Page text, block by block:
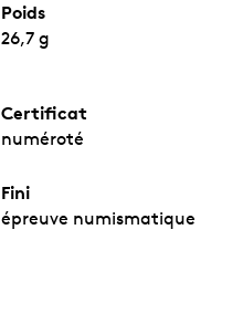
Poids
26,7 g
Certificat
numéroté
Fini
épreuve numismatique